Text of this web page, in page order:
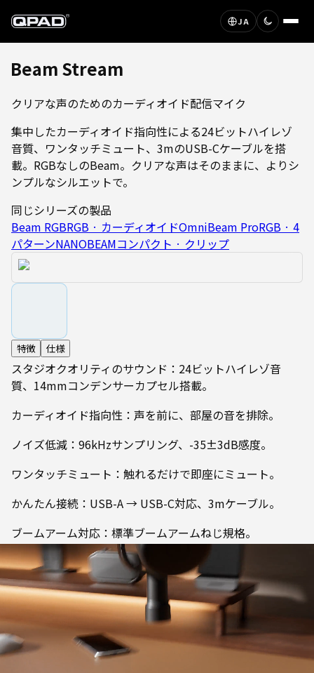
JA
Beam Stream
クリアな声のためのカーディオイド配信マイク
集中したカーディオイド指向性による24ビットハイレゾ
音質、ワンタッチミュート、3mのUSB-Cケーブルを搭
載。RGBなしのBeam。クリアな声はそのままに、よりシ
ンプルなシルエットで。
同じシリーズの製品
Beam RGBRGB · カーディオイドOmniBeam ProRGB · 4
パターンNANOBEAMコンパクト · クリップ
特徴 仕様
スタジオクオリティのサウンド：24ビットハイレゾ音
質、14mmコンデンサーカプセル搭載。
カーディオイド指向性：声を前に、部屋の音を排除。
ノイズ低減：96kHzサンプリング、-35±3dB感度。
ワンタッチミュート：触れるだけで即座にミュート。
かんたん接続：USB-A → USB-C対応、3mケーブル。
ブームアーム対応：標準ブームアームねじ規格。